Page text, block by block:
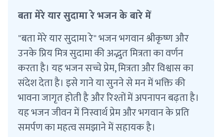
बता मेरे यार सुदामा रे भजन के बारे में
"बता मेरे यार सुदामा रे" भजन भगवान श्रीकृष्ण और
उनके प्रिय मित्र सुदामा की अद्भुत मित्रता का वर्णन
करता है। यह भजन सच्चे प्रेम, मित्रता और विश्वास का
संदेश देता है। इसे गाने या सुनने से मन में भक्ति की
भावना जागृत होती है और रिश्तों में अपनापन बढ़ता है।
यह भजन जीवन में निस्वार्थ प्रेम और भगवान के प्रति
समर्पण का महत्व समझाने में सहायक है।